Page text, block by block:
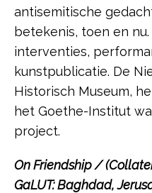
antisemitische
betekenis, toen en
interventies,
kunstpublicatie. De
Historisch Museum,
het Goethe-Institut
project.
On Friendship /
GaLUT: Baghdad,